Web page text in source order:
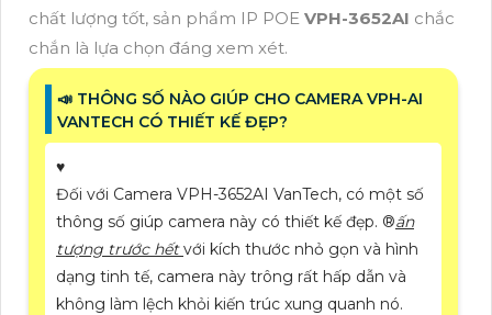
chất lượng tốt, sản phẩm IP POE VPH-3652AI chắc
chắn là lựa chọn đáng xem xét.
📣 THÔNG SỐ NÀO GIÚP CHO CAMERA VPH-AI
VANTECH CÓ THIẾT KẾ ĐẸP?
♥️
Đối với Camera VPH-3652AI VanTech, có một số
thông số giúp camera này có thiết kế đẹp. ®️ấn
tượng trước hếtvới kích thước nhỏ gọn và hình
dạng tinh tế, camera này trông rất hấp dẫn và
không làm lệch khỏi kiến trúc xung quanh nó.